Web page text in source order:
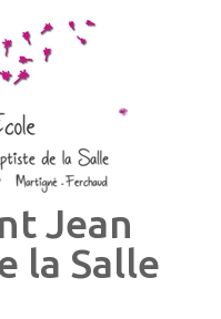
Jean
la Salle